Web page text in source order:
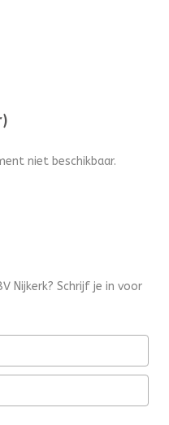
niet beschikbaar.
Nijkerk? Schrijf je in voor